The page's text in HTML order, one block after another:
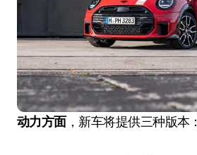
动力方面，新车将提供三种版本：